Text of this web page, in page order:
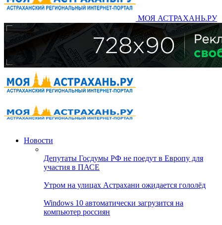
МОЯ АСТРАХАНЬ.РУ
Новости
Депутаты Госдумы РФ не поедут в Европу для
участия в ПАСЕ
Утром на улицах Астрахани ожидается гололёд
Windows 10 автоматически загрузится на
компьютер россиян